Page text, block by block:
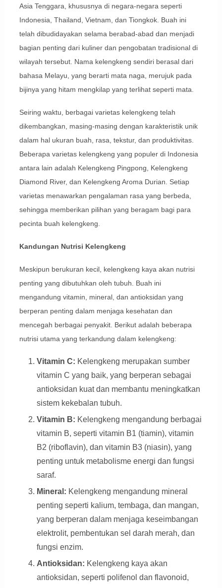
Asia Tenggara, khususnya di negara-negara seperti
Indonesia, Thailand, Vietnam, dan Tiongkok. Buah ini
telah dibudidayakan selama berabad-abad dan menjadi
bagian penting dari kuliner dan pengobatan tradisional di
wilayah tersebut. Nama kelengkeng sendiri berasal dari
bahasa Melayu, yang berarti mata naga, merujuk pada
bijinya yang hitam mengkilap yang terlihat seperti mata.
Seiring waktu, berbagai varietas kelengkeng telah
dikembangkan, masing-masing dengan karakteristik unik
dalam hal ukuran buah, rasa, tekstur, dan produktivitas.
Beberapa varietas kelengkeng yang populer di Indonesia
antara lain adalah Kelengkeng Pingpong, Kelengkeng
Diamond River, dan Kelengkeng Aroma Durian. Setiap
varietas menawarkan pengalaman rasa yang berbeda,
sehingga memberikan pilihan yang beragam bagi para
pecinta buah kelengkeng.
Kandungan Nutrisi Kelengkeng
Meskipun berukuran kecil, kelengkeng kaya akan nutrisi
penting yang dibutuhkan oleh tubuh. Buah ini
mengandung vitamin, mineral, dan antioksidan yang
berperan penting dalam menjaga kesehatan dan
mencegah berbagai penyakit. Berikut adalah beberapa
nutrisi utama yang terkandung dalam kelengkeng:
Vitamin C: Kelengkeng merupakan sumber
vitamin C yang baik, yang berperan sebagai
antioksidan kuat dan membantu meningkatkan
sistem kekebalan tubuh.
Vitamin B: Kelengkeng mengandung berbagai
vitamin B, seperti vitamin B1 (tiamin), vitamin
B2 (riboflavin), dan vitamin B3 (niasin), yang
penting untuk metabolisme energi dan fungsi
saraf.
Mineral: Kelengkeng mengandung mineral
penting seperti kalium, tembaga, dan mangan,
yang berperan dalam menjaga keseimbangan
elektrolit, pembentukan sel darah merah, dan
fungsi enzim.
Antioksidan: Kelengkeng kaya akan
antioksidan, seperti polifenol dan flavonoid,